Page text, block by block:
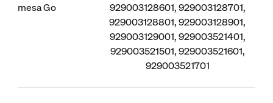
mesa Go
929003128601, 929003128701,
929003128801, 929003128901,
929003129001, 929003521401,
929003521501, 929003521601,
929003521701